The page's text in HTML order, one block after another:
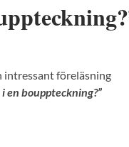
intressant föreläsning
en bouppteckning?”